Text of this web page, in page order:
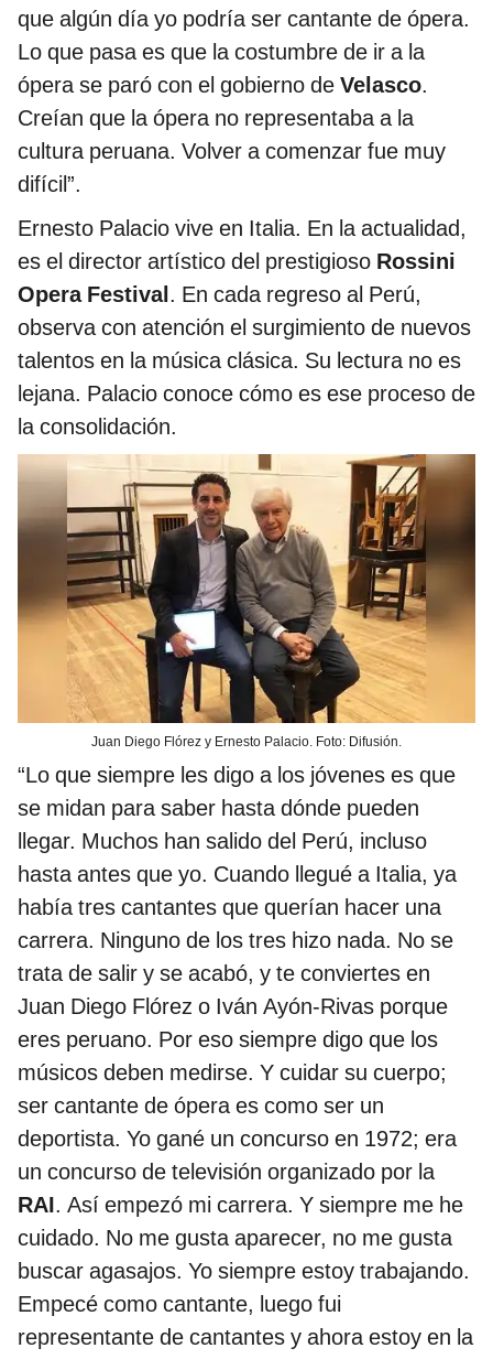
que algún día yo podría ser cantante de ópera.
Lo que pasa es que la costumbre de ir a la
ópera se paró con el gobierno de Velasco.
Creían que la ópera no representaba a la
cultura peruana. Volver a comenzar fue muy
difícil”.
Ernesto Palacio vive en Italia. En la actualidad,
es el director artístico del prestigioso Rossini
Opera Festival. En cada regreso al Perú,
observa con atención el surgimiento de nuevos
talentos en la música clásica. Su lectura no es
lejana. Palacio conoce cómo es ese proceso de
la consolidación.
Juan Diego Flórez y Ernesto Palacio. Foto: Difusión.
“Lo que siempre les digo a los jóvenes es que
se midan para saber hasta dónde pueden
llegar. Muchos han salido del Perú, incluso
hasta antes que yo. Cuando llegué a Italia, ya
había tres cantantes que querían hacer una
carrera. Ninguno de los tres hizo nada. No se
trata de salir y se acabó, y te conviertes en
Juan Diego Flórez o Iván Ayón-Rivas porque
eres peruano. Por eso siempre digo que los
músicos deben medirse. Y cuidar su cuerpo;
ser cantante de ópera es como ser un
deportista. Yo gané un concurso en 1972; era
un concurso de televisión organizado por la
RAI. Así empezó mi carrera. Y siempre me he
cuidado. No me gusta aparecer, no me gusta
buscar agasajos. Yo siempre estoy trabajando.
Empecé como cantante, luego fui
representante de cantantes y ahora estoy en la